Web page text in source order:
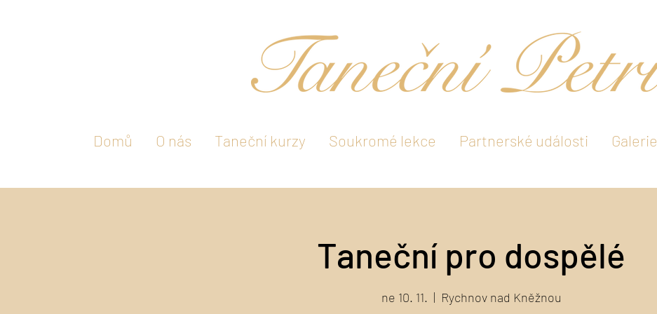
Domů O nás Taneční kurzy Soukromé lekce Partnerské události Galerie
Taneční pro dospělé
ne 10. 11.
  |
Rychnov nad Kněžnou